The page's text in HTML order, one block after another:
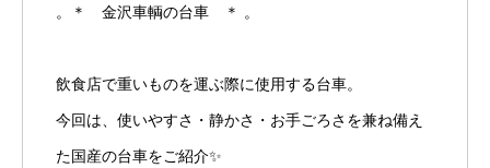
。＊ 金沢車輌の台車 ＊ 。
飲食店で重いものを運ぶ際に使用する台車。
今回は、使いやすさ・静かさ・お手ごろさを兼ね備え
た国産の台車をご紹介✨